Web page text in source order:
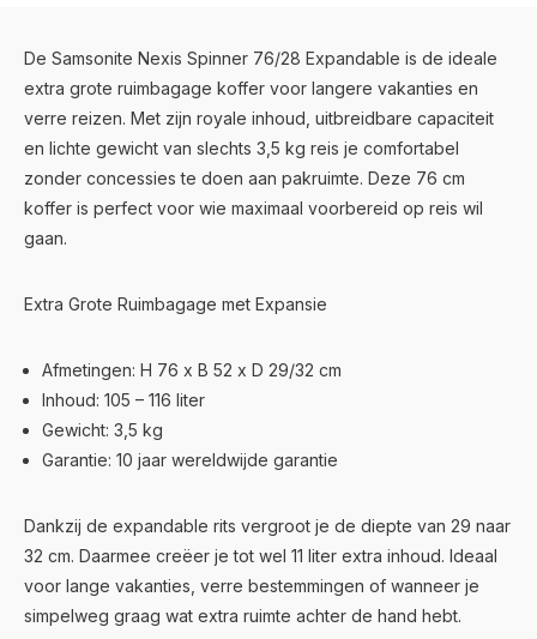
De Samsonite Nexis Spinner 76/28 Expandable is de ideale
extra grote ruimbagage koffer voor langere vakanties en
verre reizen. Met zijn royale inhoud, uitbreidbare capaciteit
en lichte gewicht van slechts 3,5 kg reis je comfortabel
zonder concessies te doen aan pakruimte. Deze 76 cm
koffer is perfect voor wie maximaal voorbereid op reis wil
gaan.
Extra Grote Ruimbagage met Expansie
Afmetingen: H 76 x B 52 x D 29/32 cm
Inhoud: 105 – 116 liter
Gewicht: 3,5 kg
Garantie: 10 jaar wereldwijde garantie
Dankzij de expandable rits vergroot je de diepte van 29 naar
32 cm. Daarmee creëer je tot wel 11 liter extra inhoud. Ideaal
voor lange vakanties, verre bestemmingen of wanneer je
simpelweg graag wat extra ruimte achter de hand hebt.